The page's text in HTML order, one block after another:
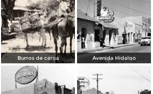
Burros de carga Avenida Hidalgo